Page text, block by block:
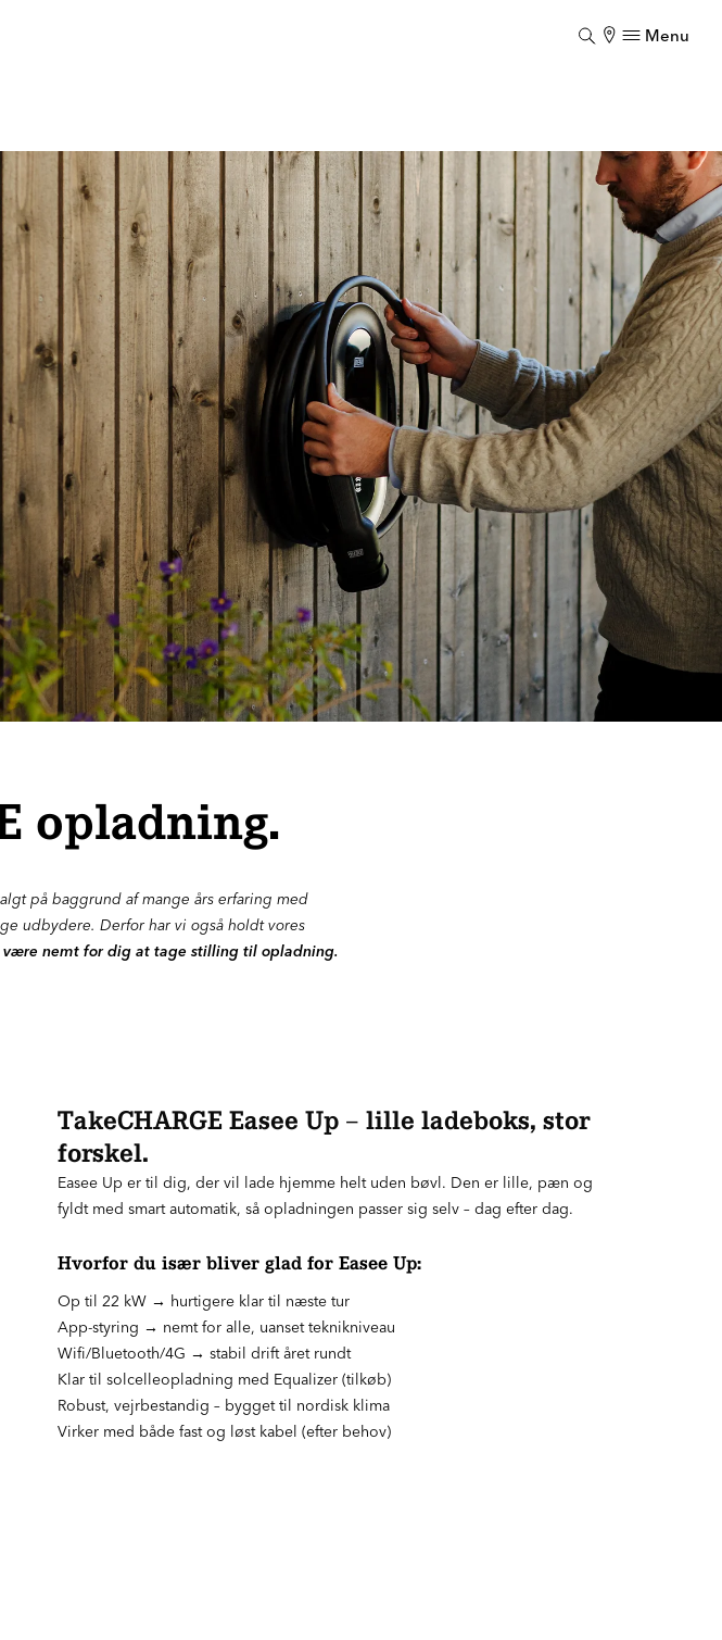
Menu
opladning.
på baggrund af mange års erfaring med
udbydere. Derfor har vi også holdt vores
være nemt for dig at tage stilling til opladning.
TakeCHARGE Easee Up – lille ladeboks, stor
forskel.
Easee Up er til dig, der vil lade hjemme helt uden bøvl. Den er lille, pæn og
fyldt med smart automatik, så opladningen passer sig selv – dag efter dag.
Hvorfor du især bliver glad for Easee Up:
Op til 22 kW → hurtigere klar til næste tur
App-styring → nemt for alle, uanset teknikniveau
Wifi/Bluetooth/4G → stabil drift året rundt
Klar til solcelleopladning med Equalizer (tilkøb)
Robust, vejrbestandig – bygget til nordisk klima
Virker med både fast og løst kabel (efter behov)